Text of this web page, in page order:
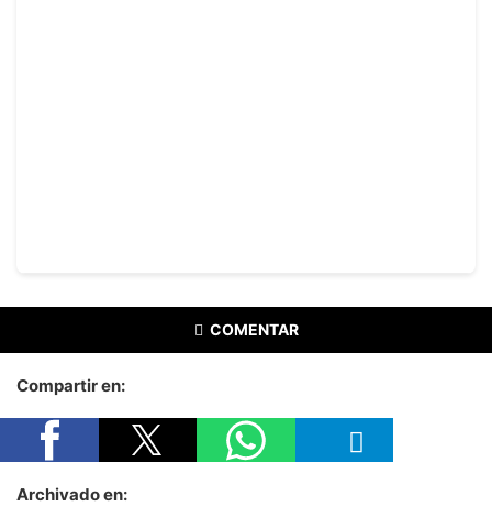
COMENTAR
Compartir en:
Archivado en: